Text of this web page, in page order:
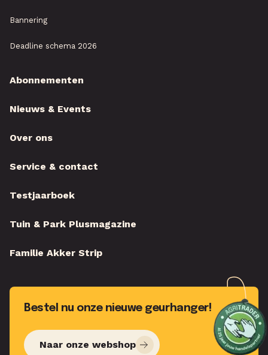
Bannering
Deadline schema 2026
Abonnementen
Nieuws & Events
Over ons
Service & contact
Testjaarboek
Tuin & Park Plusmagazine
Familie Akker Strip
Bestel nu onze nieuwe geurhanger!
Naar onze webshop